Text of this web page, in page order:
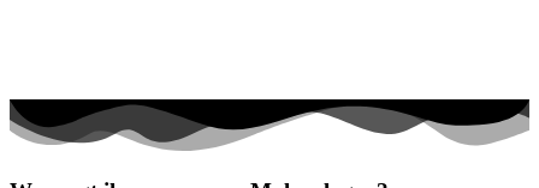
Valentinstag und Liebe